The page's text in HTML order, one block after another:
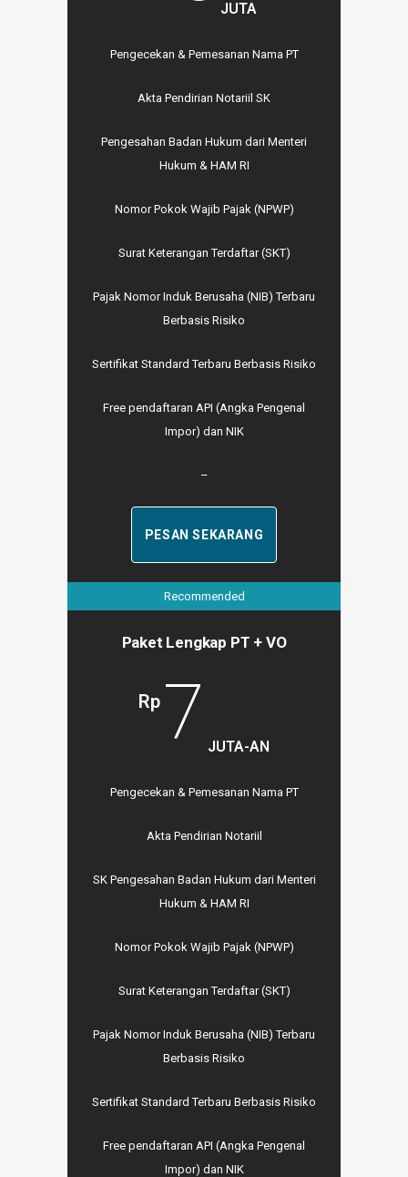
JUTA
Pengecekan & Pemesanan Nama PT
Akta Pendirian Notariil SK
Pengesahan Badan Hukum dari Menteri
Hukum & HAM RI
Nomor Pokok Wajib Pajak (NPWP)
Surat Keterangan Terdaftar (SKT)
Pajak Nomor Induk Berusaha (NIB) Terbaru
Berbasis Risiko
Sertifikat Standard Terbaru Berbasis Risiko
Free pendaftaran API (Angka Pengenal
Impor) dan NIK
–
PESAN SEKARANG
Recommended
Paket Lengkap PT + VO
Rp 7 JUTA-AN
Pengecekan & Pemesanan Nama PT
Akta Pendirian Notariil
SK Pengesahan Badan Hukum dari Menteri
Hukum & HAM RI
Nomor Pokok Wajib Pajak (NPWP)
Surat Keterangan Terdaftar (SKT)
Pajak Nomor Induk Berusaha (NIB) Terbaru
Berbasis Risiko
Sertifikat Standard Terbaru Berbasis Risiko
Free pendaftaran API (Angka Pengenal
Impor) dan NIK